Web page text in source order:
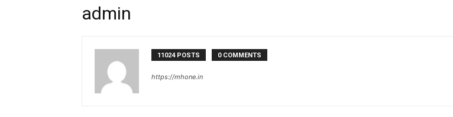
admin
11024 POSTS 0 COMMENTS
https://mhone.in